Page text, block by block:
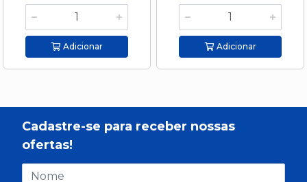
Adicionar Adicionar
Cadastre-se para receber nossas
ofertas!